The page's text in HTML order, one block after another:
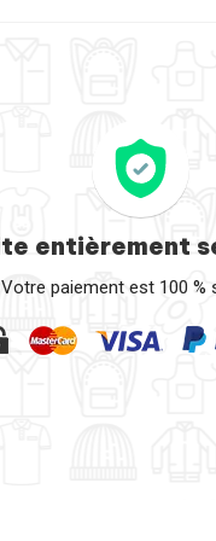
entièrement
Votre paiement est 100 %